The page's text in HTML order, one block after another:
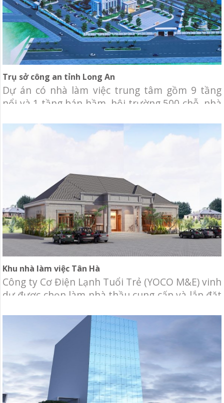
Trụ sở công an tỉnh Long An
Dự án có nhà làm việc trung tâm gồm 9 tầng
nổi và 1 tầng bán hầm, hội trường 500 chỗ, nhà
doanh trại và bếp tập thể (5 tầng), nhà tập
luyện võ thuật, thể dục, thể thao (1 tầng). Công
Khu nhà làm việc Tân Hà
Công ty Cơ Điện Lạnh Tuổi Trẻ (YOCO M&E) vinh
dự được chọn làm nhà thầu cung cấp và lắp đặt
Hà. Chủ đầu tư: Công ty TNHH Đầu Tư Tân Hà
Địa điểm: Hàm Tân, Bình Thuận. Diện tích:
600m2 Hạng mục: Cung cấp và thi công